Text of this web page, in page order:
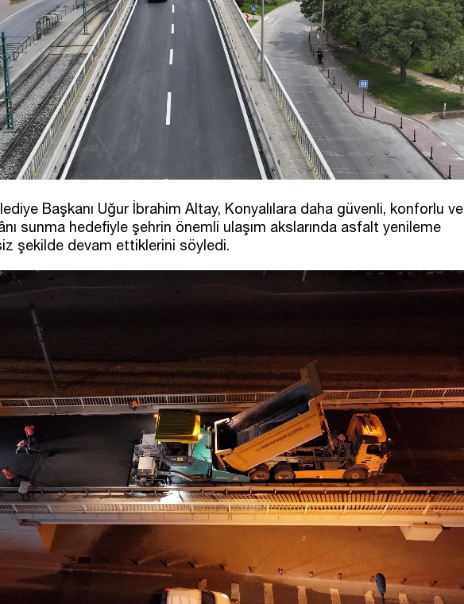
Başkanı Uğur İbrahim Altay, Konyalılara daha güvenli, konforlu ve
sunma hedefiyle şehrin önemli ulaşım akslarında asfalt yenileme
şekilde devam ettiklerini söyledi.